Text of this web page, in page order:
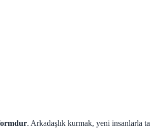
. Arkadaşlık kurmak, yeni insanlarla